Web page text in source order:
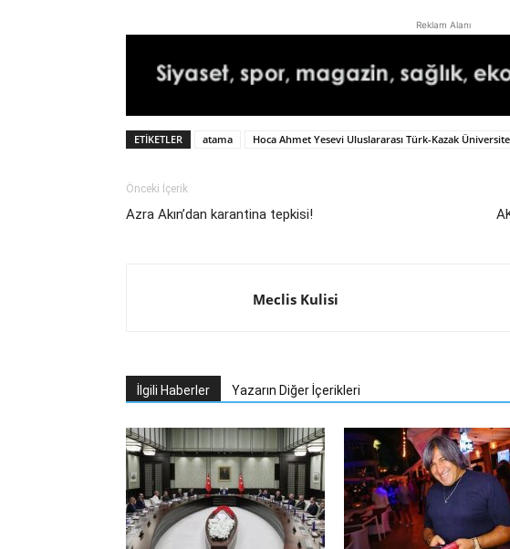
Reklam Alanı
ETIKETLER atama Hoca Ahmet Yesevi Uluslararası Türk-Kazak
Önceki İçerik
Azra Akın’dan karantina tepkisi!
Meclis Kulisi
İlgili Haberler Yazarın Diğer İçerikleri